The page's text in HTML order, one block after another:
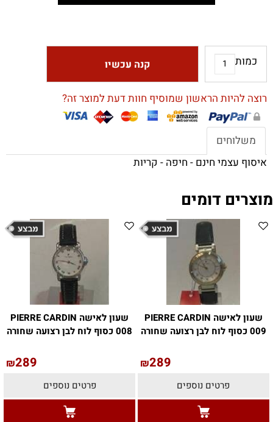
כמות קנה עכשיו
רוצה להיות הראשון שמוסיף חוות דעת למוצר זה?
משלוחים
איסוף עצמי חינם - חיפה - קריות
מוצרים דומים
שעון לאישה PIERRE CARDIN
009 כסוף לוח לבן רצועה שחורה
₪289
פרטים נוספים
שעון לאישה PIERRE CARDIN
008 כסוף לוח לבן רצועה שחורה
₪289
פרטים נוספים